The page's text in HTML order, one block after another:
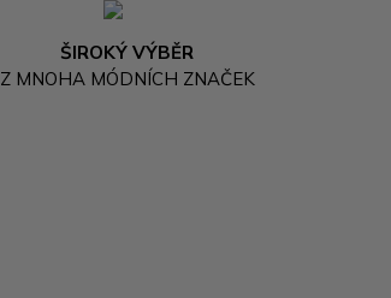
ŠIROKÝ VÝBĚR
Z MNOHA MÓDNÍCH ZNAČEK